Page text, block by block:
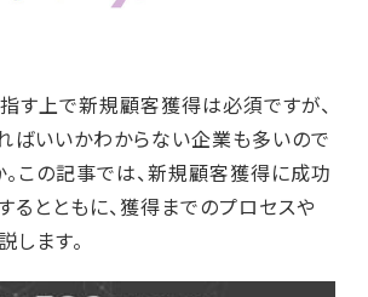
す上で新規顧客獲得は必須ですが、
ばいいかわからない企業も多いので
。この記事では、新規顧客獲得に成功
るとともに、獲得までのプロセスや
します。